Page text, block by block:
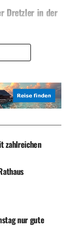
Dretzler in der
zahlreichen
nur gute